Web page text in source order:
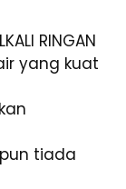
RINGAN
yang kuat
tiada